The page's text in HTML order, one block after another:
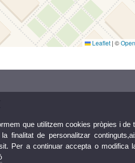
Leaflet | ©
que utilitzem cookies pròpies i de
finalitat de personalitzar
Per a continuar accepta o modifica